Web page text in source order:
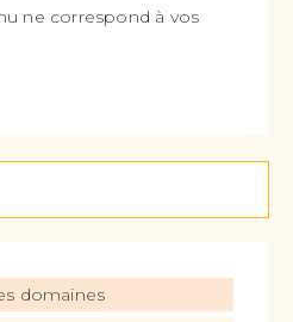
ne correspond à vos
domaines